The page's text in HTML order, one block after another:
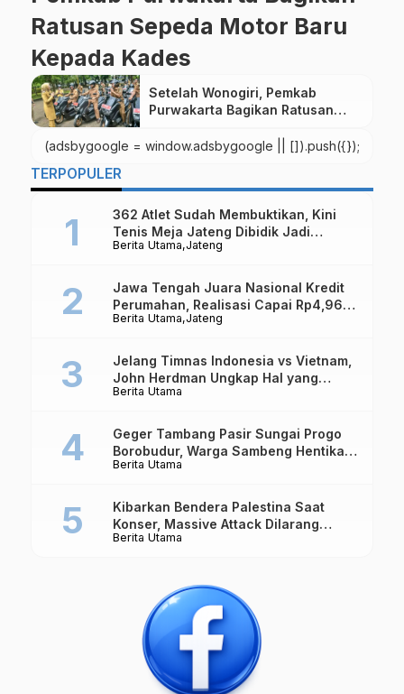
Ratusan Sepeda Motor Baru
Kepada Kades
Setelah Wonogiri, Pemkab
Purwakarta Bagikan Ratusan
Kades
(adsbygoogle = window.adsbygoogle || []).push({});
TERPOPULER
Berita Utama Jateng
362 Atlet Sudah Membuktikan, Kini
Tenis Meja Jateng Dibidik Jadi
Kekuatan Nasional
Berita Utama Jateng
Jawa Tengah Juara Nasional Kredit
Perumahan, Realisasi Capai Rp4,96
Triliun
Berita Utama
Jelang Timnas Indonesia vs Vietnam,
John Herdman Ungkap Hal yang
Dipertaruhkan
Berita Utama
Geger Tambang Pasir Sungai Progo
Borobudur, Warga Sambeng Hentikan
Alat Berat dan Usir Truk
Berita Utama
Kibarkan Bendera Palestina Saat
Konser, Massive Attack Dilarang
Masuk Singapura Lagi